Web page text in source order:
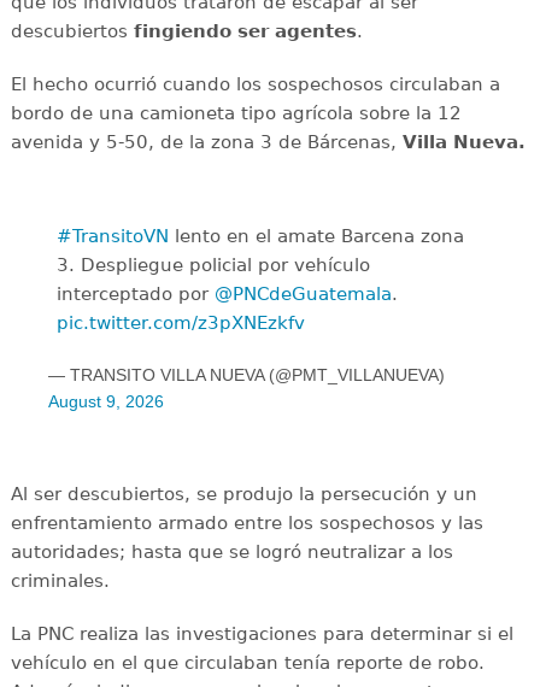
descubiertos fingiendo ser agentes.
El hecho ocurrió cuando los sospechosos circulaban a
bordo de una camioneta tipo agrícola sobre la 12
avenida y 5-50, de la zona 3 de Bárcenas, Villa Nueva.
#TransitoVN lento en el amate Barcena zona
3. Despliegue policial por vehículo
interceptado por @PNCdeGuatemala.
pic.twitter.com/z3pXNEzkfv
— TRANSITO VILLA NUEVA (@PMT_VILLANUEVA)
August 9, 2026
Al ser descubiertos, se produjo la persecución y un
enfrentamiento armado entre los sospechosos y las
autoridades; hasta que se logró neutralizar a los
criminales.
La PNC realiza las investigaciones para determinar si el
vehículo en el que circulaban tenía reporte de robo.